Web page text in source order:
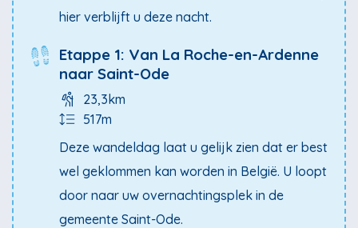
hier verblijft u deze nacht.
Etappe 1: Van La Roche-en-Ardenne
naar Saint-Ode
23,3km
517m
Deze wandeldag laat u gelijk zien dat er best
wel geklommen kan worden in België. U loopt
door naar uw overnachtingsplek in de
gemeente Saint-Ode.